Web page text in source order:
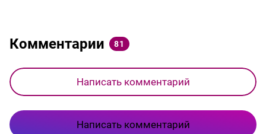
Комментарии 81
Написать комментарий
Написать комментарий